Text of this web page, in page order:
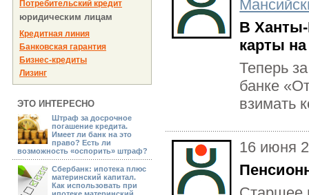
Потребительский кредит
юридическим лицам
Кредитная линия
Банковская гарантия
Бизнес-кредиты
Лизинг
ЭТО ИНТЕРЕСНО
Штраф за досрочное
погашение кредита.
Имеет ли банк на это
право? Есть ли
возможность «оспорить» штраф?
Сбербанк: ипотека плюс
материнский капитал.
Как использовать при
В Ханты-
карты
Теперь
банке
взимать
16 июня